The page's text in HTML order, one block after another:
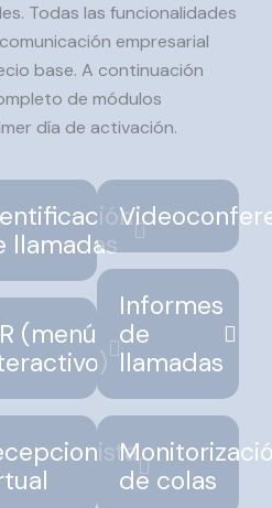
Todas las funcionalidades
empresarial
base. A continuación
de módulos
día de activación.
llamadas
(menú
Informes
de
llamadas
de colas